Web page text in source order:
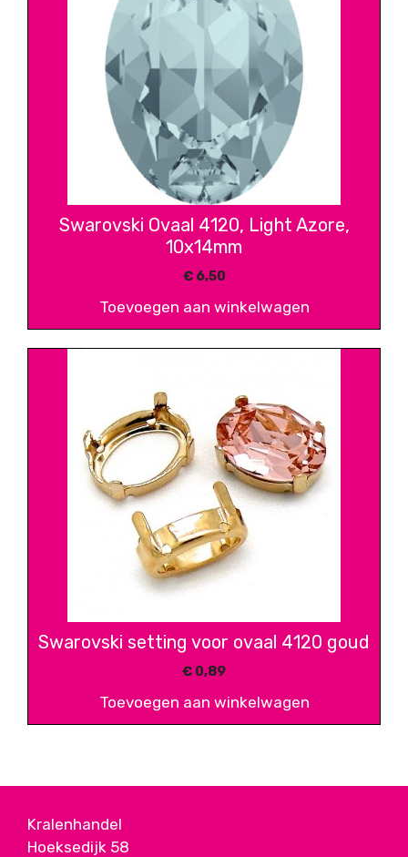
Swarovski Ovaal 4120, Light Azore,
10x14mm
€6,50
Toevoegen aan winkelwagen
Swarovski setting voor ovaal 4120 goud
€ 0,89
Toevoegen aan winkelwagen
Kralenhandel
Hoeksedijk 58